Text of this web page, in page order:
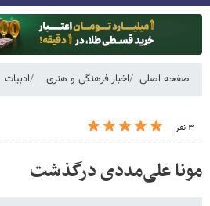
صفحه اصلی اخبار فرهنگی و هنری ادبیات
۳ نفر
مونا علی‌مددی درگذشت